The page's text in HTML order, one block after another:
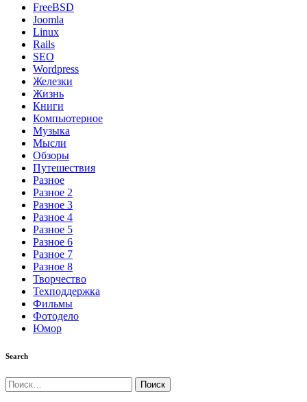
FreeBSD
Joomla
Linux
Rails
SEO
Wordpress
Железки
Жизнь
Книги
Компьютерное
Музыка
Мысли
Обзоры
Путешествия
Разное
Разное 2
Разное 3
Разное 4
Разное 5
Разное 6
Разное 7
Разное 8
Творчество
Техподдержка
Фильмы
Фотодело
Юмор
Search
Найти: